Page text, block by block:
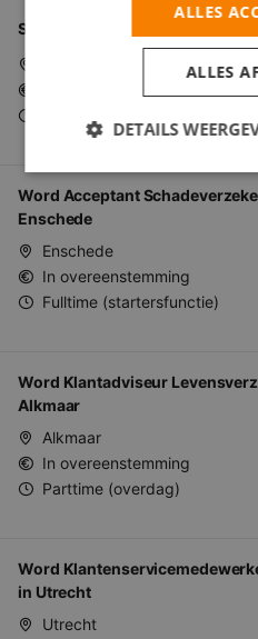
Start als Market IT Service
Word Acceptant
Enschede
Enschede
In overeenstemming
Fulltime (startersfunctie)
Word Klantadviseur
Alkmaar
Alkmaar
In overeenstemming
Parttime (overdag)
Word
in Utrecht
Utrecht
ALLES
ALLES
DETAILS